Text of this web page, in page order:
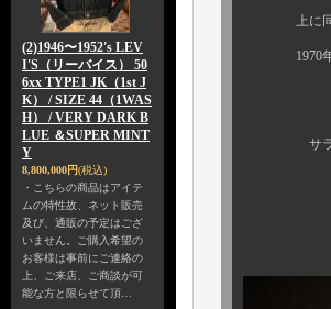
(2)1946〜1952's LEV
I'S（リーバイス） 50
6xx TYPE1 JK（1st J
K） / SIZE 44（1WAS
H） / VERY DARK B
LUE ＆SUPER MINT
Y
8,800,000円(税込)
・こちらの商品はアイテ
ムの特性故、ネット販売
及び、通販の予定はござ
いません。ご購入希望の
お客様は事前にご連絡の
上、ご来店、ご商談が可
能な方と限らせて頂…
上に同じ
1970年代頃
写真から
サラ着では
一生付き
西岡の